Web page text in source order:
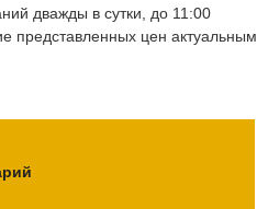
дважды в сутки, до 11:00
представленных цен актуальным